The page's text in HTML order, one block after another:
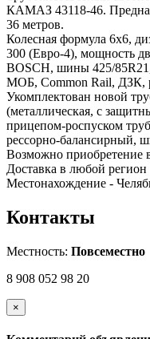
КАМАЗ 43118-46.
36 метров.
Колесная формула 6х6,
300 (Евро-4), мощность
BOSCH, шины 425/
МОБ, Common Rail, ДЗК,
Укомплектован новой
(металлическая, с
прицепом-роспуском
рессорно-балансирный,
Возможно приобретение
Доставка в любой
Местонахождение -
Контакты
Местность: Повсеместно
8 908 052 98 20
×